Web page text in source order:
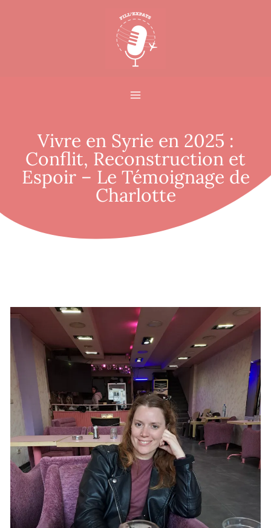
Vivre en Syrie en 2025 :
Conflit, Reconstruction et
Espoir – Le Témoignage de
Charlotte